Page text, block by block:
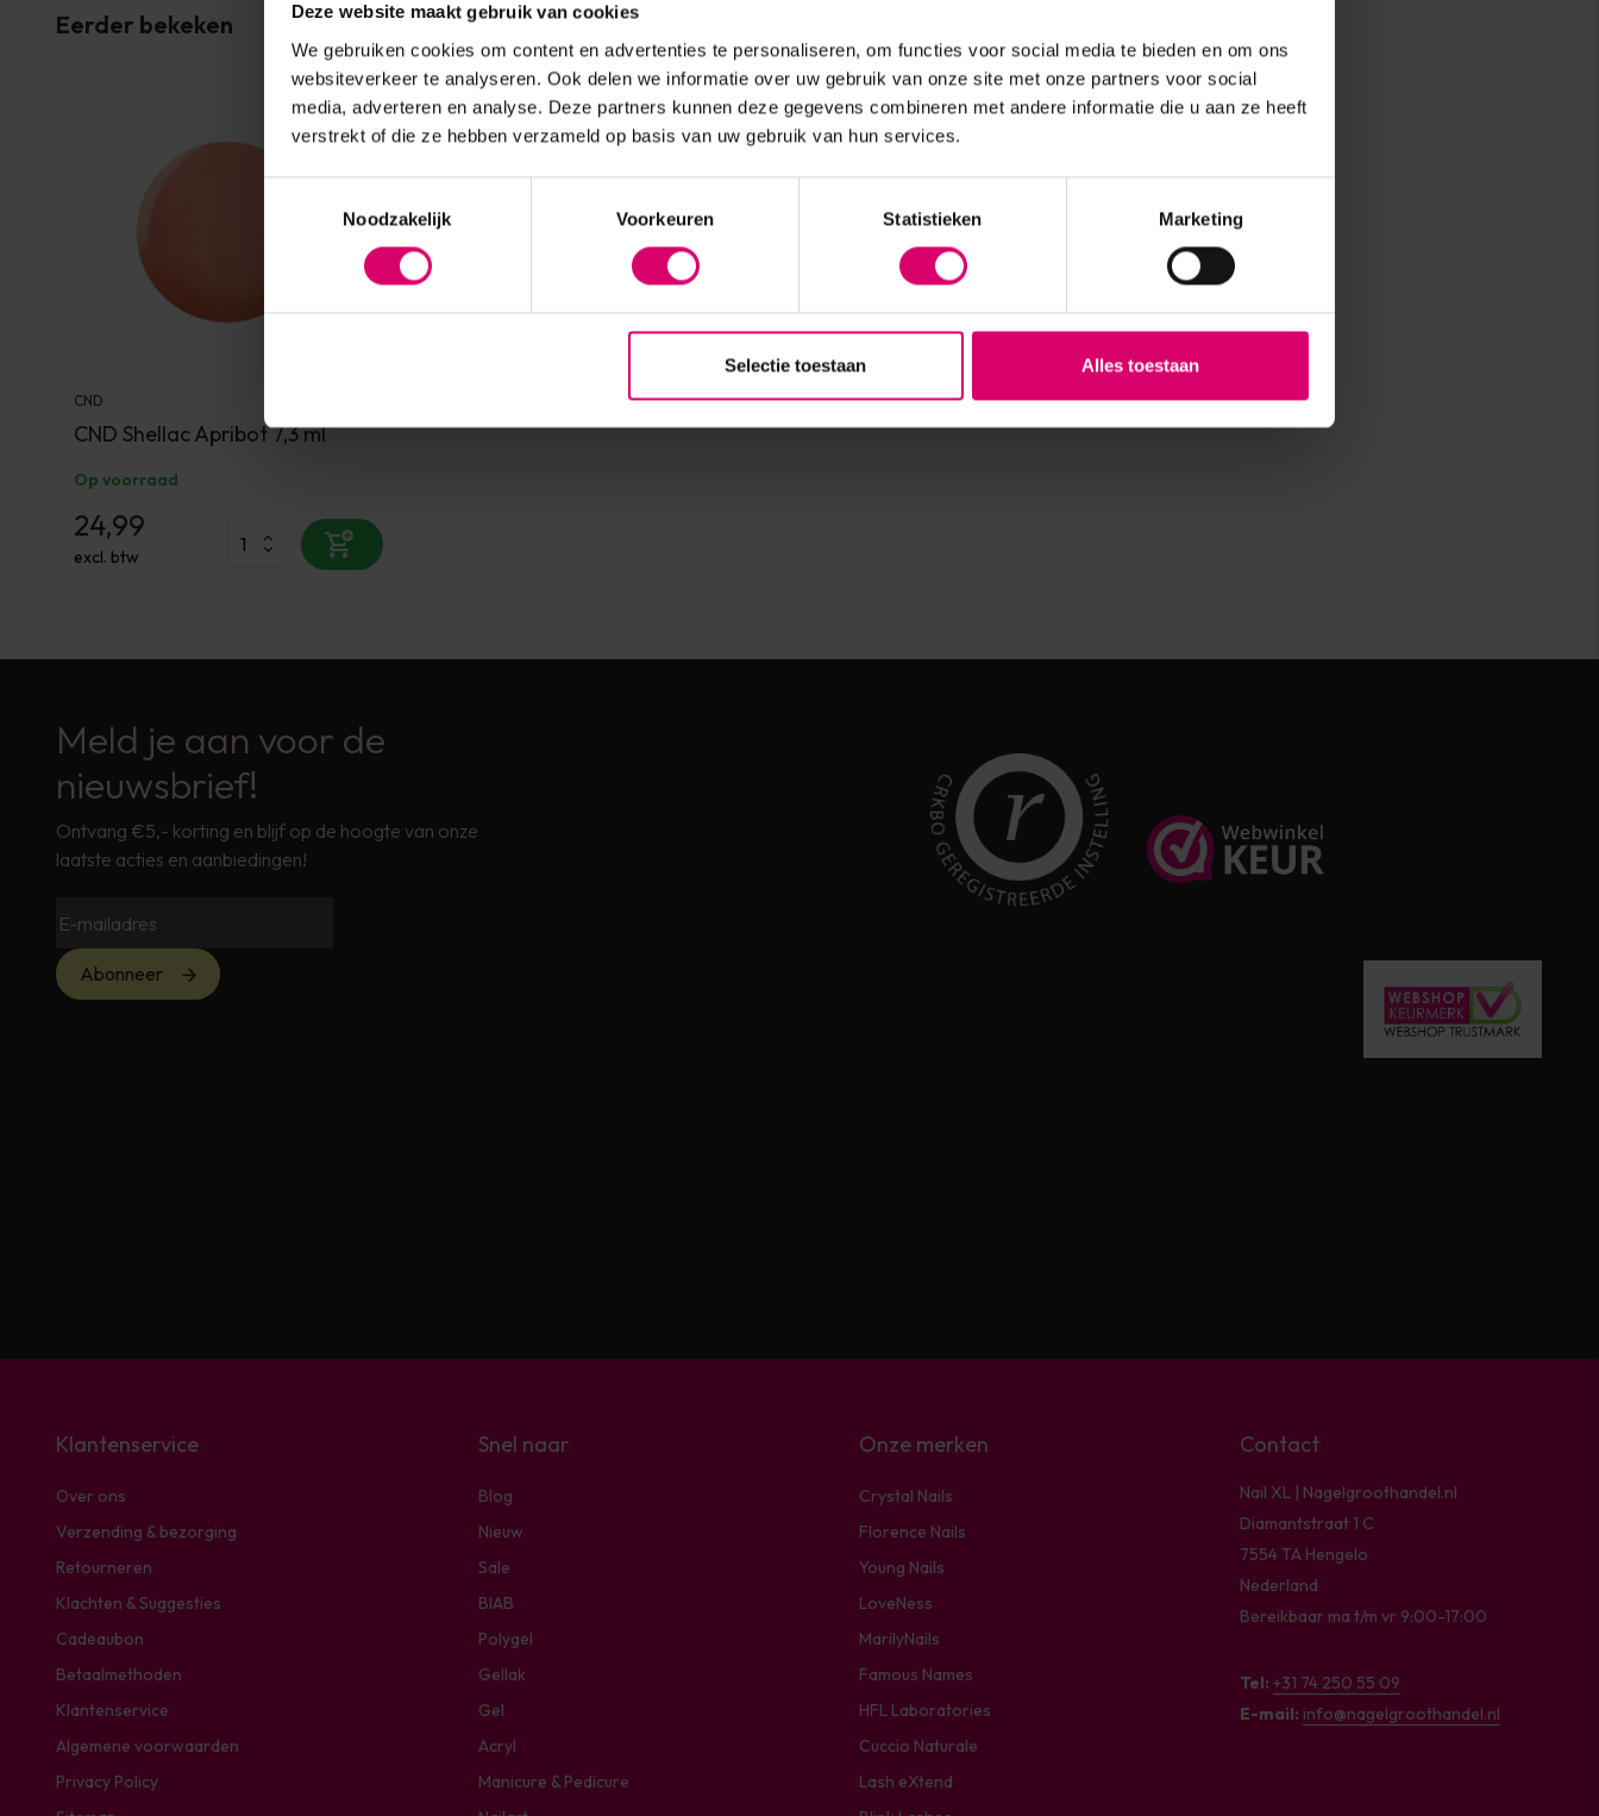
Deze website maakt gebruik van cookies
We gebruiken cookies om content en advertenties te personaliseren, om functies voor social media te bieden en om ons
websiteverkeer te analyseren. Ook delen we informatie over uw gebruik van onze site met onze partners voor social
media, adverteren en analyse. Deze partners kunnen deze gegevens combineren met andere informatie die u aan ze heeft
verstrekt of die ze hebben verzameld op basis van uw gebruik van hun services.
Noodzakelijk
Voorkeuren Statistieken Marketing
Selectie toestaan Alles toestaan
Eerder bekeken
CND
CND Shellac Apribot 7,3 ml
Op voorraad
24,99
excl. btw
Meld je aan voor de
nieuwsbrief!
Ontvang €5,- korting en blijf op de hoogte van onze
laatste acties en aanbiedingen!
Abonneer
Klantenservice
Over ons
Verzending & bezorging
Retourneren
Klachten & Suggesties
Cadeaubon
Betaalmethoden
Klantenservice
Algemene voorwaarden
Privacy Policy
Snel naar
Blog
Nieuw
Sale
BIAB
Polygel
Gellak
Gel
Acryl
Manicure & Pedicure
Onze merken
Crystal Nails
Florence Nails
Young Nails
LoveNess
MarilyNails
Famous Names
HFL Laboratories
Cuccio Naturale
Lash eXtend
Contact
Nail XL | Nagelgroothandel.nl
Diamantstraat 1 C
7554 TA Hengelo
Nederland
Bereikbaar ma t/m vr 9:00-17:00
Tel: +31 74 250 55 09
E-mail: info@nagelgroothandel.nl